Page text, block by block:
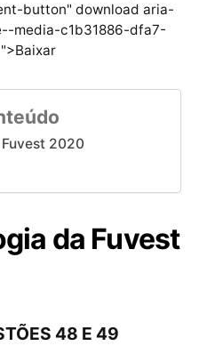
button" download aria-
media-c1b31886-dfa7-
2020
da Fuvest
48 E 49